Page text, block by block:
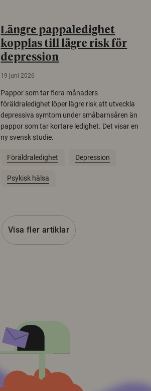
Längre pappaledighet
kopplas till lägre risk för
depression
19 juni 2026
Pappor som tar flera månaders
föräldraledighet löper lägre risk att utveckla
depressiva symtom under småbarnsåren än
pappor som tar kortare ledighet. Det visar en
ny svensk studie.
Föräldraledighet Depression
Psykisk hälsa
Visa fler artiklar